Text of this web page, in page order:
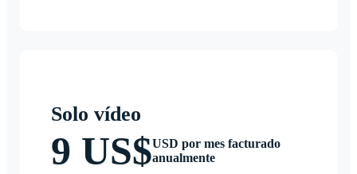
Solo vídeo
9 US$USD por mes facturado
anualmente